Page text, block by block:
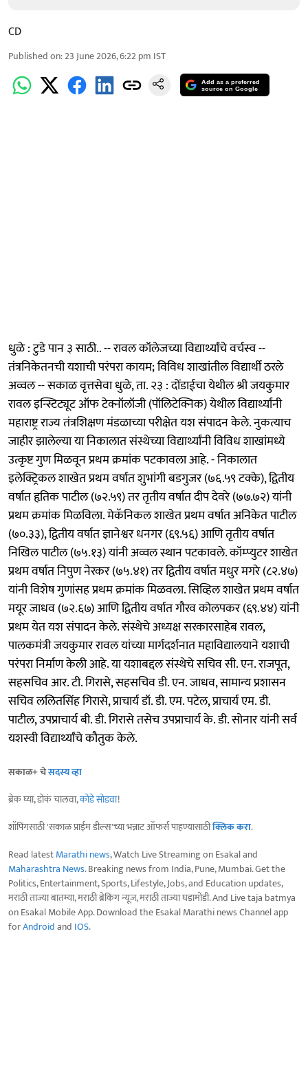
CD
Published on:23 June 2026, 6:22 pm IST
Add as a preferred
source on Google
धुळे : टुडे पान ३ साठी.. -- रावल कॉलेजच्या विद्यार्थ्यांचे वर्चस्व --
तंत्रनिकेतनची यशाची परंपरा कायम; विविध शाखांतील विद्यार्थी ठरले
अव्वल -- सकाळ वृत्तसेवा धुळे, ता. २३ : दोंडाईचा येथील श्री जयकुमार
रावल इन्स्टिट्यूट ऑफ टेक्नॉलॉजी (पॉलिटेक्निक) येथील विद्यार्थ्यांनी
महाराष्ट्र राज्य तंत्रशिक्षण मंडळाच्या परीक्षेत यश संपादन केले. नुकत्याच
जाहीर झालेल्या या निकालात संस्थेच्या विद्यार्थ्यांनी विविध शाखांमध्ये
उत्कृष्ट गुण मिळवून प्रथम क्रमांक पटकावला आहे. - निकालात
इलेक्ट्रिकल शाखेत प्रथम वर्षात शुभांगी बडगुजर (७६.५९ टक्के), द्वितीय
वर्षात हृतिक पाटील (७२.५९) तर तृतीय वर्षात दीप देवरे (७७.७२) यांनी
प्रथम क्रमांक मिळविला. मेकॅनिकल शाखेत प्रथम वर्षात अनिकेत पाटील
(७०.३३), द्वितीय वर्षात ज्ञानेश्वर धनगर (६९.५६) आणि तृतीय वर्षात
निखिल पाटील (७५.१३) यांनी अव्वल स्थान पटकावले. कॉम्प्युटर शाखेत
प्रथम वर्षात निपुण नेरकर (७५.४१) तर द्वितीय वर्षात मधुर मगरे (८२.४७)
यांनी विशेष गुणांसह प्रथम क्रमांक मिळवला. सिव्हिल शाखेत प्रथम वर्षात
मयूर जाधव (७२.६७) आणि द्वितीय वर्षात गौरव कोलपकर (६९.४४) यांनी
प्रथम येत यश संपादन केले. संस्थेचे अध्यक्ष सरकारसाहेब रावल,
पालकमंत्री जयकुमार रावल यांच्या मार्गदर्शनात महाविद्यालयाने यशाची
परंपरा निर्माण केली आहे. या यशाबद्दल संस्थेचे सचिव सी. एन. राजपूत,
सहसचिव आर. टी. गिरासे, सहसचिव डी. एन. जाधव, सामान्य प्रशासन
सचिव ललितसिंह गिरासे, प्राचार्य डॉ. डी. एम. पटेल, प्राचार्य एम. डी.
पाटील, उपप्राचार्य बी. डी. गिरासे तसेच उपप्राचार्य के. डी. सोनार यांनी सर्व
यशस्वी विद्यार्थ्यांचे कौतुक केले.
सकाळ+ चेसदस्य व्हा
ब्रेक घ्या, डोकं चालवा,कोडे सोडवा!
शॉपिंगसाठी 'सकाळ प्राईम डील्स'च्या भन्नाट ऑफर्स पाहण्यासाठीक्लिक करा.
Read latestMarathi news, Watch Live Streaming on Esakal and
Maharashtra News. Breaking news from India, Pune, Mumbai. Get the
Politics, Entertainment, Sports, Lifestyle, Jobs, and Education updates,
मराठी ताज्या बातम्या, मराठी ब्रेकिंग न्यूज, मराठी ताज्या घडामोडी. And Live taja batmya
on Esakal Mobile App. Download the Esakal Marathi news Channel app
forAndroidand IOS.